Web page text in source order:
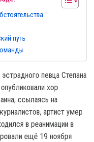
путь
певца Степана
хор
ссылаясь на
артист умер
в реанимации в
ещё 19 ноября